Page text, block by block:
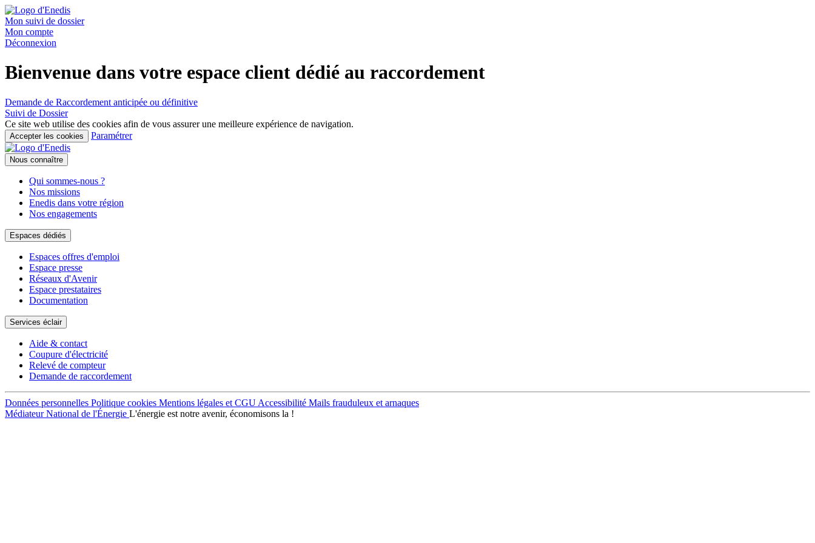
Mon suivi de dossier
Mon compte
Déconnexion
Bienvenue dans votre espace client dédié au raccordement
Demande de Raccordement anticipée ou définitive
Suivi de Dossier
Ce site web utilise des cookies afin de vous assurer une meilleure expérience de navigation.
Accepter les cookies Paramétrer
Nous connaître
Qui sommes-nous ?
Nos missions
Enedis dans votre région
Nos engagements
Espaces dédiés
Espaces offres d'emploi
Espace presse
Réseaux d'Avenir
Espace prestataires
Documentation
Services éclair
Aide & contact
Coupure d'électricité
Relevé de compteur
Demande de raccordement
Données personnelles Politique cookies Mentions légales et CGU Accessibilité Mails frauduleux et arnaques
Médiateur National de l'Énergie L'énergie est notre avenir, économisons la !